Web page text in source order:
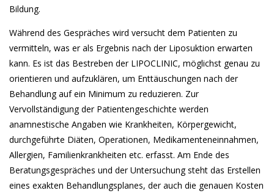
Bildung.
Während des Gespräches wird versucht dem Patienten zu
vermitteln, was er als Ergebnis nach der Liposuktion erwarten
kann. Es ist das Bestreben der LIPOCLINIC, möglichst genau zu
orientieren und aufzuklären, um Enttäuschungen nach der
Behandlung auf ein Minimum zu reduzieren. Zur
Vervollständigung der Patientengeschichte werden
anamnestische Angaben wie Krankheiten, Körpergewicht,
durchgeführte Diäten, Operationen, Medikamenteneinnahmen,
Allergien, Familienkrankheiten etc. erfasst. Am Ende des
Beratungsgespräches und der Untersuchung steht das Erstellen
eines exakten Behandlungsplanes, der auch die genauen Kosten